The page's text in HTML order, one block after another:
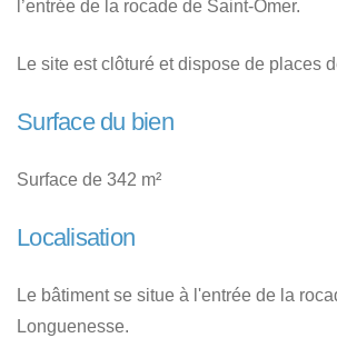
l’entrée de la rocade de Saint-Omer.
Le site est clôturé et dispose de places
Surface du bien
Surface de 342 m²
Localisation
Le bâtiment se situe à l'entrée de la
Longuenesse.